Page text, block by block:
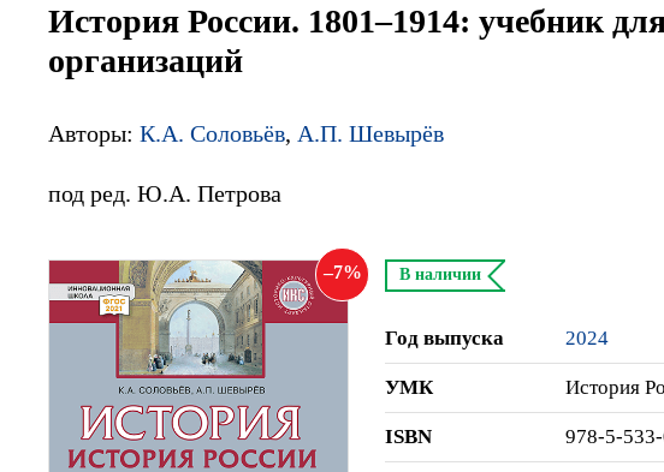
История России. 1801–1914: учебник
организаций
Авторы: К.А. Соловьёв, А.П. Шевырёв
под ред. Ю.А. Петрова
7 В наличии
Год выпуска 2024
УМК История
ISBN 978-5-